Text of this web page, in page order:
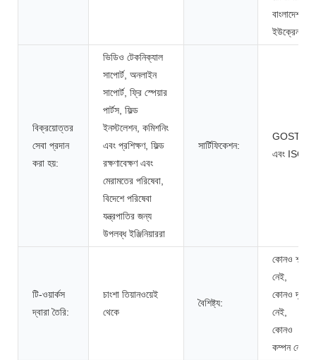
বাংলাদেশ,
ইউক্রেন
বিক্রয়োত্তর
সেবা প্রদান
করা হয়:
ভিডিও টেকনিক্যাল
সাপোর্ট, অনলাইন
সাপোর্ট, ফ্রি স্পেয়ার
পার্টস, ফিল্ড
ইনস্টলেশন, কমিশনিং
এবং প্রশিক্ষণ, ফিল্ড
রক্ষণাবেক্ষণ এবং
মেরামতের পরিষেবা,
বিদেশে পরিষেবা
যন্ত্রপাতির জন্য
উপলব্ধ ইঞ্জিনিয়াররা
সার্টিফিকেশন:
GOST
এবং ISO
টি-ওয়ার্কস
দ্বারা তৈরি:
চাংশা তিয়ানওয়েই
থেকে
বৈশিষ্ট্য:
কোনও শব্দ
নেই,
কোনও দূষণ
নেই,
কোনও
কম্পন নেই